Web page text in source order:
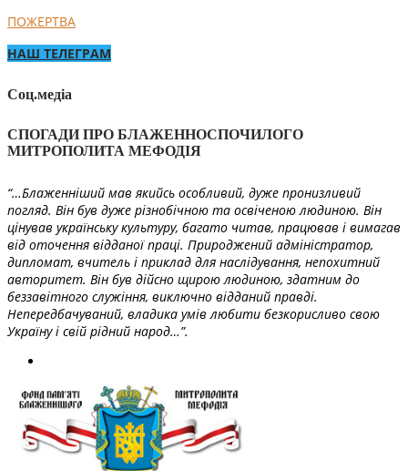
ПОЖЕРТВА
НАШ ТЕЛЕГРАМ
Соц.медіа
СПОГАДИ ПРО БЛАЖЕННОСПОЧИЛОГО
МИТРОПОЛИТА МЕФОДІЯ
“…Блаженніший мав якийсь особливий, дуже пронизливий
погляд. Він був дуже різнобічною та освіченою людиною. Він
цінував українську культуру, багато читав, працював і вимагав
від оточення відданої праці. Природжений адміністратор,
дипломат, вчитель і приклад для наслідування, непохитний
авторитет. Він був дійсно щирою людиною, здатним до
беззавітного служіння, виключно відданий правді.
Непередбачуваний, владика умів любити безкорисливо свою
Україну і свій рідний народ…”.